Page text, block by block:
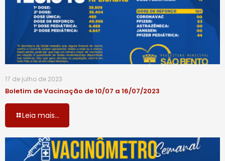
17 de julho de 2023
Boletim de Vacinação de 10/07 a 16/07/2023
Leia mais...